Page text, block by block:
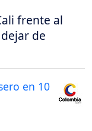
frente al
de